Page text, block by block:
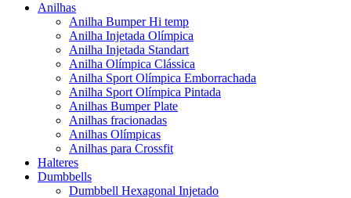
Anilhas
Anilha Bumper Hi temp
Anilha Injetada Olímpica
Anilha Injetada Standart
Anilha Olímpica Clássica
Anilha Sport Olímpica Emborrachada
Anilha Sport Olímpica Pintada
Anilhas Bumper Plate
Anilhas fracionadas
Anilhas Olímpicas
Anilhas para Crossfit
Halteres
Dumbbells
Dumbbell Hexagonal Injetado